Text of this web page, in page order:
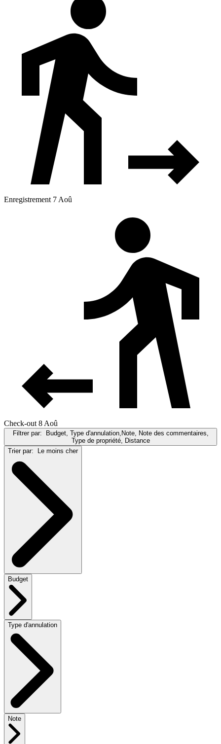
Enregistrement 7 Aoû
Check-out 8 Aoû
Filtrer par: Budget, Type d'annulation,Note, Note des commentaires,
Type de propriété, Distance
Trier par: Le moins cher
Budget
Type d'annulation
Note